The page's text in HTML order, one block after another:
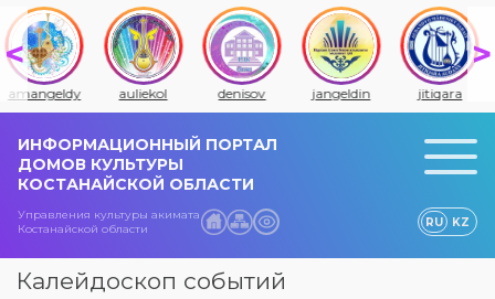
amangeldy auliekol denisov jangeldin jitiqara
ИНФОРМАЦИОННЫЙ ПОРТАЛ
ДОМОВ КУЛЬТУРЫ
КОСТАНАЙСКОЙ ОБЛАСТИ
Управления культуры акимата
Костанайской области
RU KZ
Калейдоскоп событий